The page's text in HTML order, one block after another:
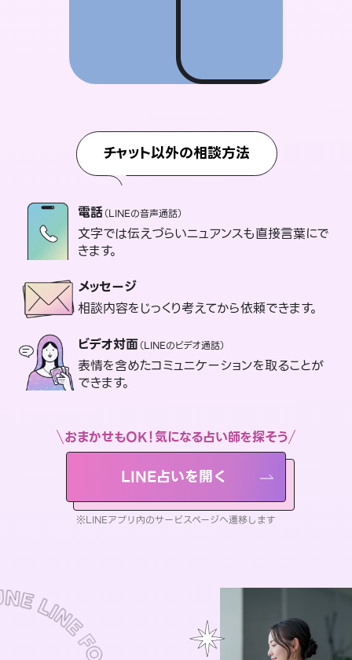
チャット以外の相談方法
電話（LINEの音声通話）
文字では伝えづらいニュアンスも直接言葉にで
きます。
メッセージ
相談内容をじっくり考えてから依頼できます。
ビデオ対面（LINEのビデオ通話）
表情を含めたコミュニケーションを取ることが
できます。
おまかせもOK！気になる占い師を探そう
LINE占いを開く
※LINEアプリ内のサービスページへ遷移します